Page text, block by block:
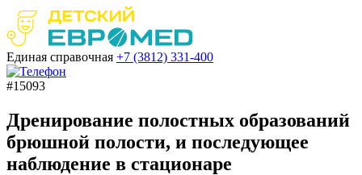
Единая справочная +7 (3812) 331-400
#15093
Дренирование полостных образований
брюшной полости, и последующее
наблюдение в стационаре